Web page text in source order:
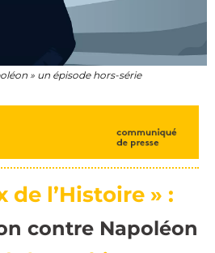
» un épisode hors-série
de l’Histoire » :
contre Napoléon